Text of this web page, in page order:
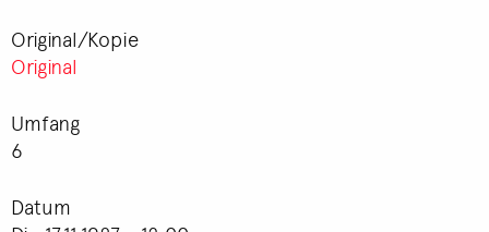
Original/Kopie
Original
Umfang
6
Datum